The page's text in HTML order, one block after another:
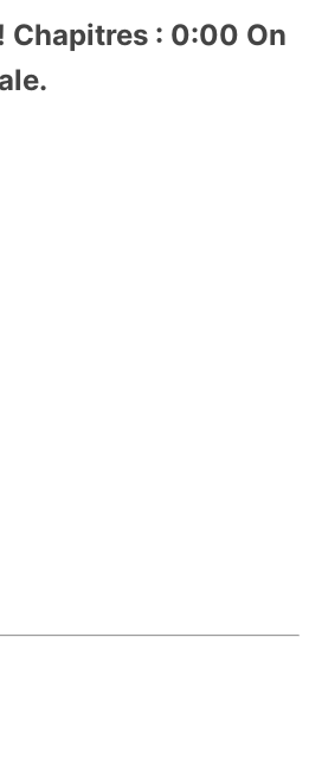
Chapitres : 0:00 On